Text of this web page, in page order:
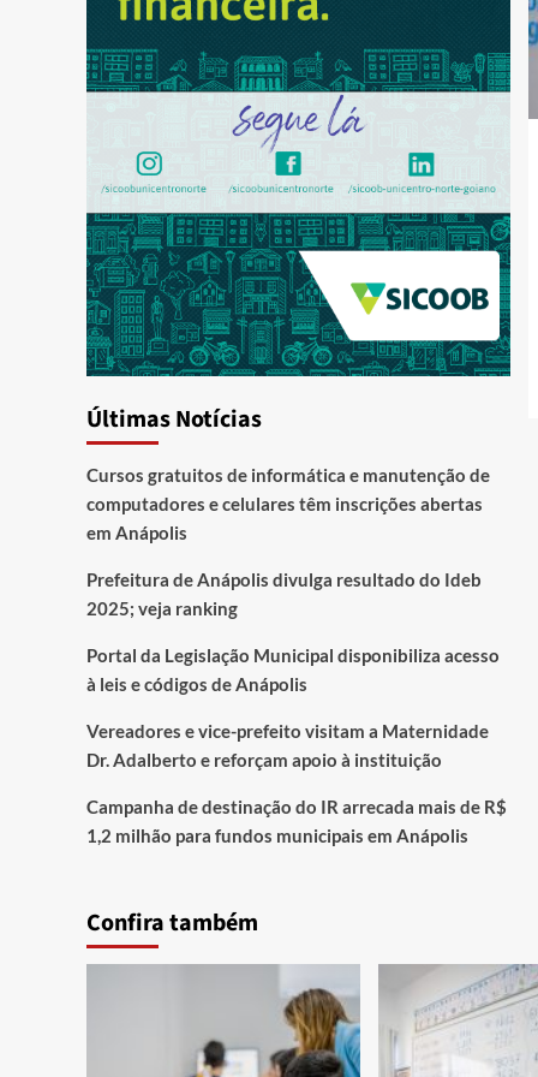
Últimas Notícias
Cursos gratuitos de informática e manutenção de
computadores e celulares têm inscrições abertas
em Anápolis
Prefeitura de Anápolis divulga resultado do Ideb
2025; veja ranking
Portal da Legislação Municipal disponibiliza acesso
à leis e códigos de Anápolis
Vereadores e vice-prefeito visitam a Maternidade
Dr. Adalberto e reforçam apoio à instituição
Campanha de destinação do IR arrecada mais de R$
1,2 milhão para fundos municipais em Anápolis
Confira também